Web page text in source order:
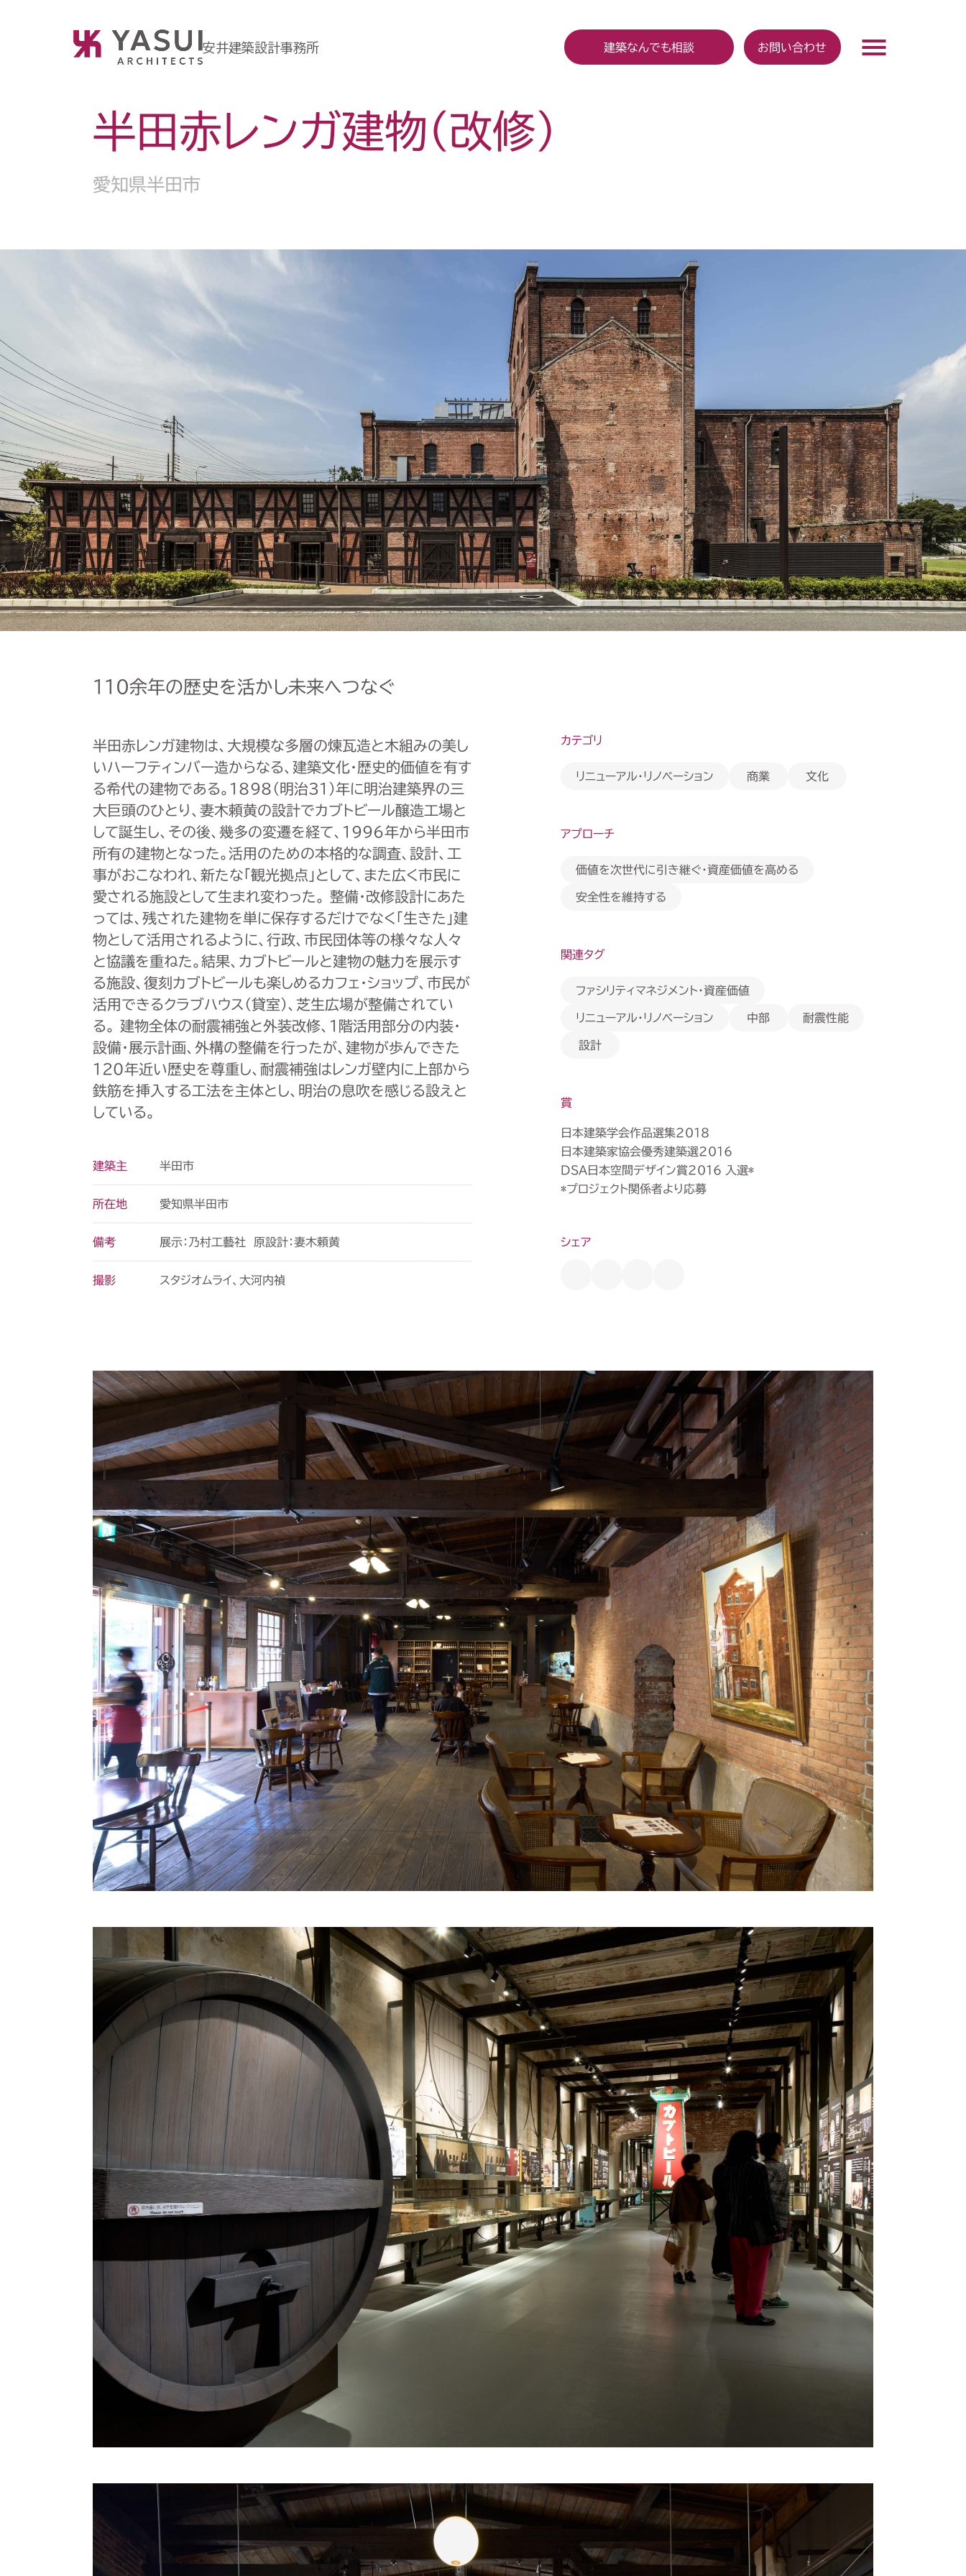
安井建築設計事務所 建築なんでも相談 お問い合わせ
半田赤レンガ建物（改修）
愛知県半田市
110余年の歴史を活かし未来へつなぐ
半田赤レンガ建物は、大規模な多層の煉瓦造と木組みの美し
いハーフティンバー造からなる、建築文化・歴史的価値を有す
る希代の建物である。1898（明治31）年に明治建築界の三
大巨頭のひとり、妻木頼黄の設計でカブトビール醸造工場と
して誕生し、その後、幾多の変遷を経て、1996年から半田市
所有の建物となった。活用のための本格的な調査、設計、工
事がおこなわれ、新たな「観光拠点」として、また広く市民に
愛される施設として生まれ変わった。 整備・改修設計にあた
っては、残された建物を単に保存するだけでなく「生きた」建
物として活用されるように、行政、市民団体等の様々な人々
と協議を重ねた。結果、カブトビールと建物の魅力を展示す
る施設、復刻カブトビールも楽しめるカフェ・ショップ、市民が
活用できるクラブハウス（貸室）、芝生広場が整備されてい
る。 建物全体の耐震補強と外装改修、1階活用部分の内装・
設備・展示計画、外構の整備を行ったが、建物が歩んできた
120年近い歴史を尊重し、耐震補強はレンガ壁内に上部から
鉄筋を挿入する工法を主体とし、明治の息吹を感じる設えと
している。
建築主 半田市
所在地 愛知県半田市
備考 展示：乃村工藝社 原設計：妻木頼黄
撮影 スタジオムライ、大河内禎
カテゴリ
リニューアル・リノベーション 商業 文化
アプローチ
価値を次世代に引き継ぐ・資産価値を高める
安全性を維持する
関連タグ
ファシリティマネジメント・資産価値
リニューアル・リノベーション 中部 耐震性能
設計
賞
日本建築学会作品選集2018
日本建築家協会優秀建築選2016
DSA日本空間デザイン賞2016 入選*
*プロジェクト関係者より応募
シェア